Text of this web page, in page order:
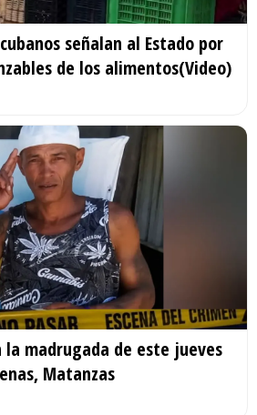
señalan al Estado por
de los alimentos(Video)
madrugada de este jueves
Matanzas